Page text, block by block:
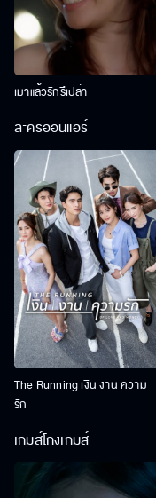
เมาแล้วรักรึเปล่า
ละครออนแอร์
The Running เงิน งาน ความ
รัก
เกมส์โกงเกมส์